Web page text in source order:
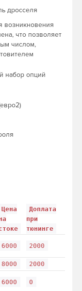
дросселя
возникновения
что позволяет
числом,
набор опций
Цена
Доплата
при
тюнинге
6000 2000
8000
2000
6000 0